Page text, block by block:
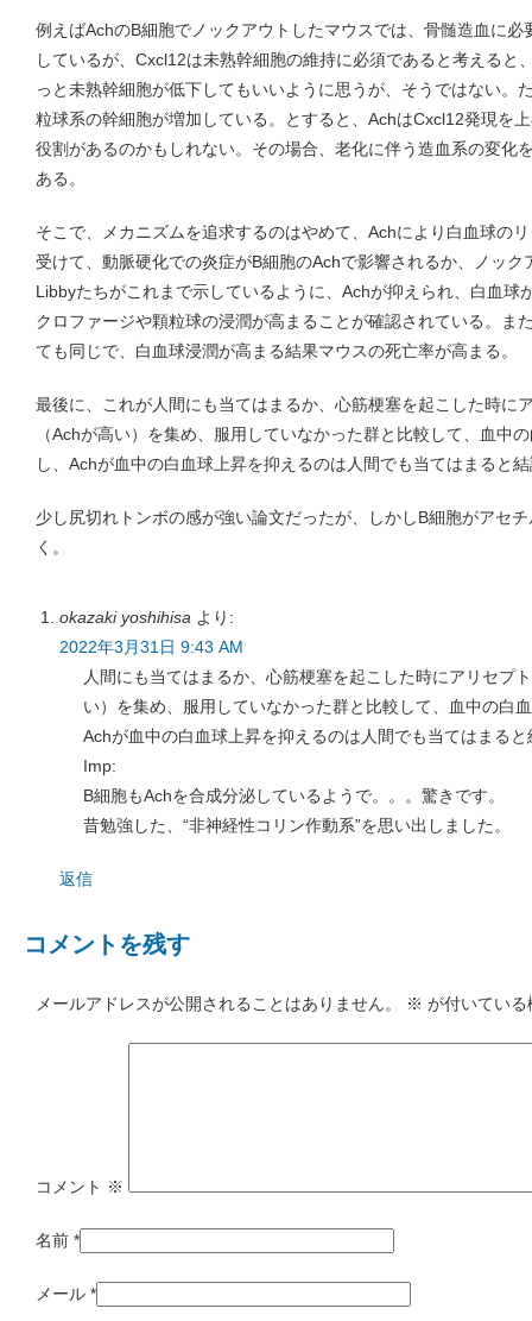
例えばAchのB細胞でノックアウトしたマウスでは、骨髄造血に
しているが、Cxcl12は未熟幹細胞の維持に必須であると考えると
っと未熟幹細胞が低下してもいいように思うが、そうではない。
粒球系の幹細胞が増加している。とすると、AchはCxcl12発現を
役割があるのかもしれない。その場合、老化に伴う造血系の変化
ある。
そこで、メカニズムを追求するのはやめて、Achにより白血球の
受けて、動脈硬化での炎症がB細胞のAchで影響されるか、ノッ
Libbyたちがこれまで示しているように、Achが抑えられ、白血球
クロファージや顆粒球の浸潤が高まることが確認されている。ま
ても同じで、白血球浸潤が高まる結果マウスの死亡率が高まる。
最後に、これが人間にも当てはまるか、心筋梗塞を起こした時に
（Achが高い）を集め、服用していなかった群と比較して、血中
し、Achが血中の白血球上昇を抑えるのは人間でも当てはまると
少し尻切れトンボの感が強い論文だったが、しかしB細胞がアセ
く。
okazaki yoshihisa より:
2022年3月31日 9:43 AM
人間にも当てはまるか、心筋梗塞を起こした時にアリセプ
い）を集め、服用していなかった群と比較して、血中の白
Achが血中の白血球上昇を抑えるのは人間でも当てはまる
Imp:
B細胞もAchを合成分泌しているようで。。。驚きです。
昔勉強した、“非神経性コリン作動系”を思い出しました。
返信
コメントを残す
メールアドレスが公開されることはありません。 ※ が付いてい
コメント ※
名前 *
メール *